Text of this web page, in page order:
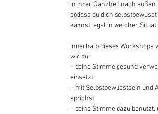
in ihrer Ganzheit nach außen
sodass du dich selbstbewusst
kannst, egal in welcher
Innerhalb dieses Workshops
wie du:
– deine Stimme gesund
einsetzt
– mit Selbstbewusstsein und
sprichst
– deine Stimme dazu benutzt,